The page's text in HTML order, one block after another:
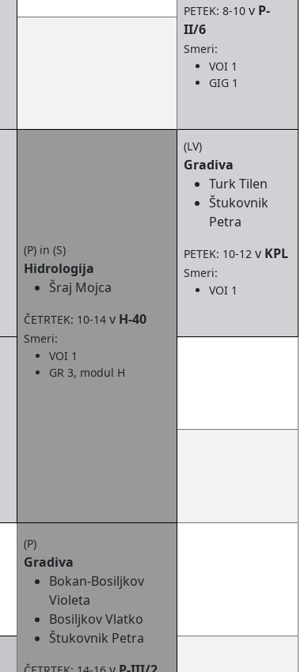
PETEK: 8-10 v P-
II/6
Smeri:
VOI 1
GIG 1
(P) in (S)
Hidrologija
Šraj Mojca
ČETRTEK: 10-14 v H-40
Smeri:
VOI 1
GR 3, modul H
(LV)
Gradiva
Turk Tilen
Štukovnik
Petra
PETEK: 10-12 v KPL
Smeri:
VOI 1
(P)
Gradiva
Bokan-Bosiljkov
Violeta
Bosiljkov Vlatko
Štukovnik Petra